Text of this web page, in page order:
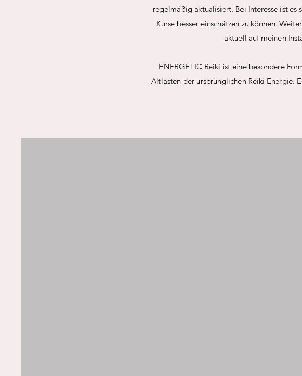
regelmäßig aktualisiert. Bei Interesse ist
Kurse besser einschätzen zu können.
aktuell auf meinen
ENERGETIC Reiki ist eine besondere
Altlasten der ursprünglichen Reiki Energie.